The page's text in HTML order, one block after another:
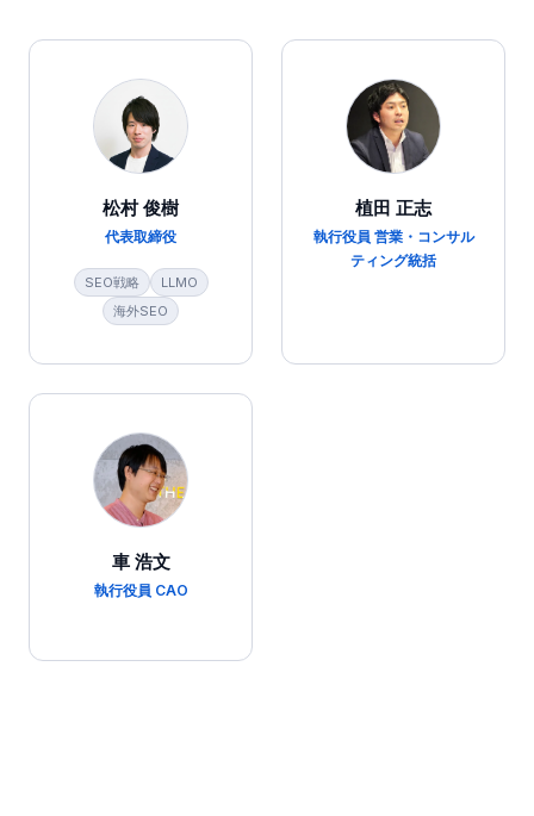
松村 俊樹
代表取締役
SEO戦略
LLMO
海外SEO
植田 正志
執行役員 営業・コンサル
ティング統括
車 浩文
執行役員 CAO